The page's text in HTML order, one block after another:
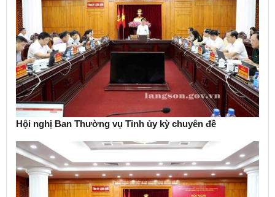
Hội nghị Ban Thường vụ Tỉnh ủy kỳ chuyên đề